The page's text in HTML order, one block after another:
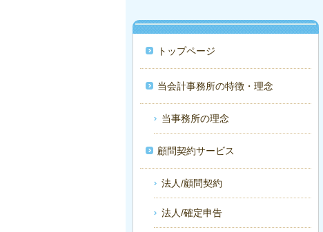
トップページ
当会計事務所の特徴・理念
当事務所の理念
顧問契約サービス
法人/顧問契約
法人/確定申告